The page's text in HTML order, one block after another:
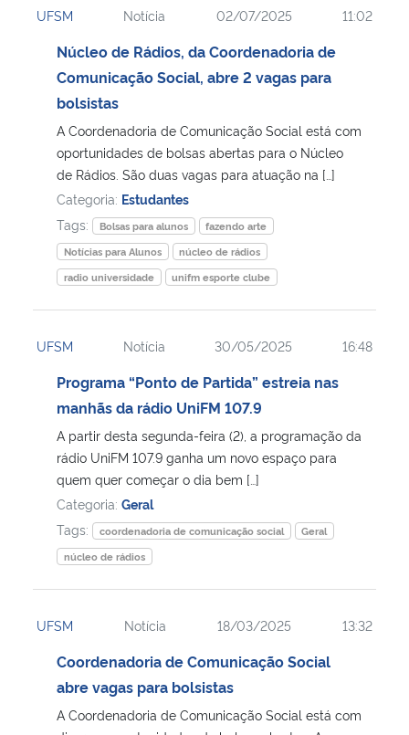
Ministério da Cidadania
Ministério de Minas e Energia
Ministério da Ciência, Tecnologia, Inovações e Comunicações
Ministério do Meio Ambiente
Ministério do Turismo
Controladoria-Geral da União
Ministério da Mulher, da Família e dos Direitos Humanos
Secretaria-Geral
Secretaria de Governo
Gabinete de Segurança Institucional
UFSM Notícia 02/07/2025 11:02
Núcleo de Rádios, da Coordenadoria de
Comunicação Social, abre 2 vagas para
bolsistas
A Coordenadoria de Comunicação Social está com
oportunidades de bolsas abertas para o Núcleo
de Rádios. São duas vagas para atuação na […]
Categoria: Estudantes
Tags:
Bolsas para alunos
fazendo arte
Notícias para Alunos
núcleo de rádios
radio universidade
unifm esporte clube
UFSM Notícia 30/05/2025 16:48
Programa “Ponto de Partida” estreia nas
manhãs da rádio UniFM 107.9
A partir desta segunda-feira (2), a programação da
rádio UniFM 107.9 ganha um novo espaço para
quem quer começar o dia bem […]
Categoria: Geral
Tags:
coordenadoria de comunicação social
Geral
núcleo de rádios
UFSM Notícia 18/03/2025 13:32
Coordenadoria de Comunicação Social
abre vagas para bolsistas
A Coordenadoria de Comunicação Social está com